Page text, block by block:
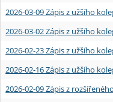
2026-03-09 Zápis z užšího
2026-03-02 Zápis z užšího
2026-02-23 Zápis z užšího
2026-02-16 Zápis z užšího
2026-02-09 Zápis z